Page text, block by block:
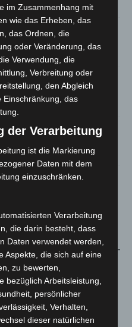
in Neuwarmbüchen schnell
starten beim
über A7 – Polizei sucht
Unfall auf Baustelle
712
3.252
im Zusammenhang mit
wie das Erheben, das
das Ordnen, die
oder Veränderung, das
Verwendung, die
Verbreitung oder
den Abgleich
Einschränkung, das
der Verarbeitung
ist die Markierung
Daten mit dem
einzuschränken.
Verarbeitung
die darin besteht, dass
Daten verwendet werden,
Aspekte, die sich auf eine
zu bewerten,
bezüglich Arbeitsleistung,
persönlicher
Verhalten,
dieser natürlichen